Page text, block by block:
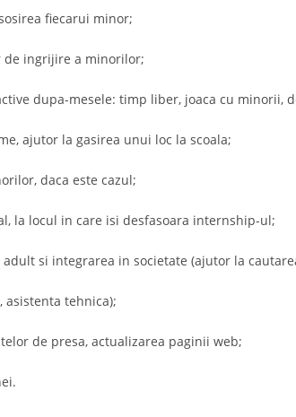
fiecarui minor;
de ingrijire a minorilor;
dupa-mesele: timp liber, joaca cu minorii,
ajutor la gasirea unui loc la scoala;
daca este cazul;
la locul in care isi desfasoara internship-ul;
si integrarea in societate (ajutor la
tehnica);
de presa, actualizarea paginii web;